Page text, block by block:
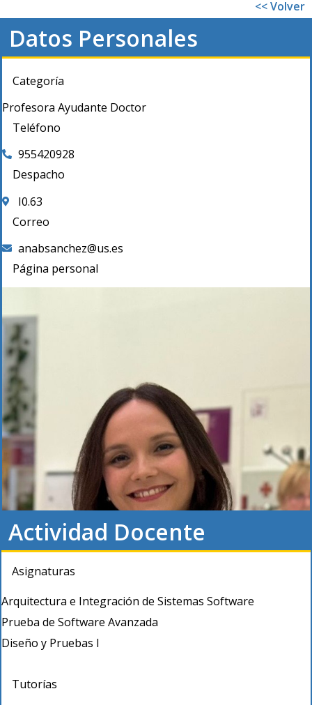
<< Volver
Datos Personales
Categoría
Profesora Ayudante Doctor
Teléfono
955420928
Despacho
I0.63
Correo
anabsanchez@us.es
Página personal
Actividad Docente
Asignaturas
Arquitectura e Integración de Sistemas Software
Prueba de Software Avanzada
Diseño y Pruebas I
Tutorías